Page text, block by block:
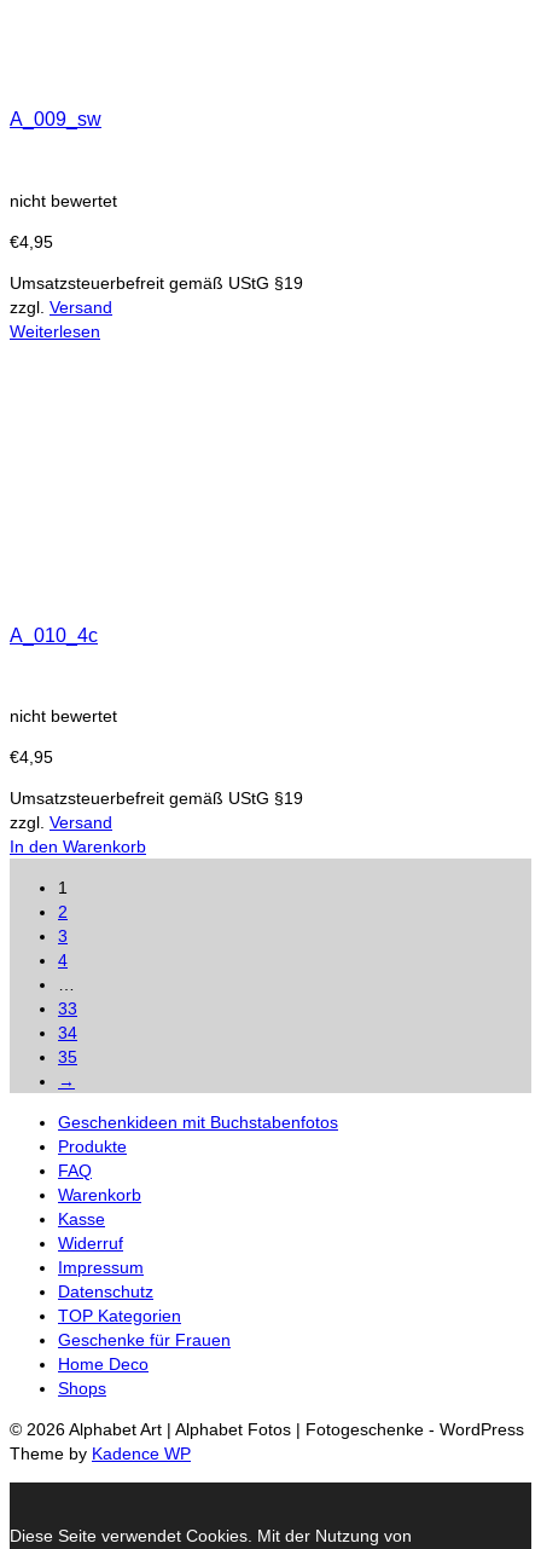
A_009_sw
nicht bewertet
€4,95
Umsatzsteuerbefreit gemäß UStG §19
zzgl. Versand
Weiterlesen
A_010_4c
nicht bewertet
€4,95
Umsatzsteuerbefreit gemäß UStG §19
zzgl. Versand
In den Warenkorb
1
2
3
4
…
33
34
35
→
Geschenkideen mit Buchstabenfotos
Produkte
FAQ
Warenkorb
Kasse
Widerruf
Impressum
Datenschutz
TOP Kategorien
Geschenke für Frauen
Home Deco
Shops
© 2026 Alphabet Art | Alphabet Fotos | Fotogeschenke - WordPress
Theme by Kadence WP
Diese Seite verwendet Cookies. Mit der Nutzung von